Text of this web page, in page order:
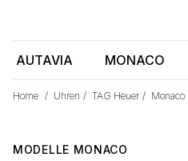
Home / Uhren / TAG Heuer / Monaco
AUTAVIA MONACO
MODELLE MONACO